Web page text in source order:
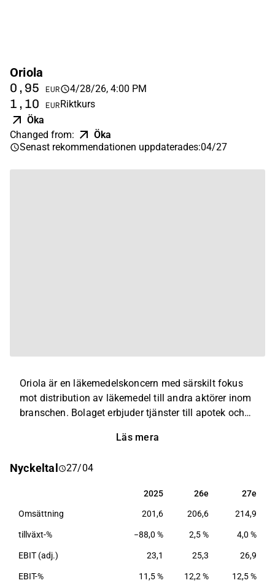
Oriola
0,95 EUR 4/28/26, 4:00 PM
1,10 EURRiktkurs
Öka
Changed from:
Öka
Senast rekommendationen uppdaterades:04/27
Oriola är en läkemedelskoncern med särskilt fokus
mot distribution av läkemedel till andra aktörer inom
branschen. Bolaget erbjuder tjänster till apotek och
förhandlingar med leverantörer och distribution av
och Baltikum. Huvudkontoret ligger i Esbo.
Läs mera
Nyckeltal 27/04
2025 26e 27e
2025 26e 27e
Omsättning 201,6 206,6 214,9
tillväxt-% −88,0 % 2,5 % 4,0 %
EBIT (adj.) 23,1 25,3 26,9
EBIT-% 11,5 % 12,2 % 12,5 %